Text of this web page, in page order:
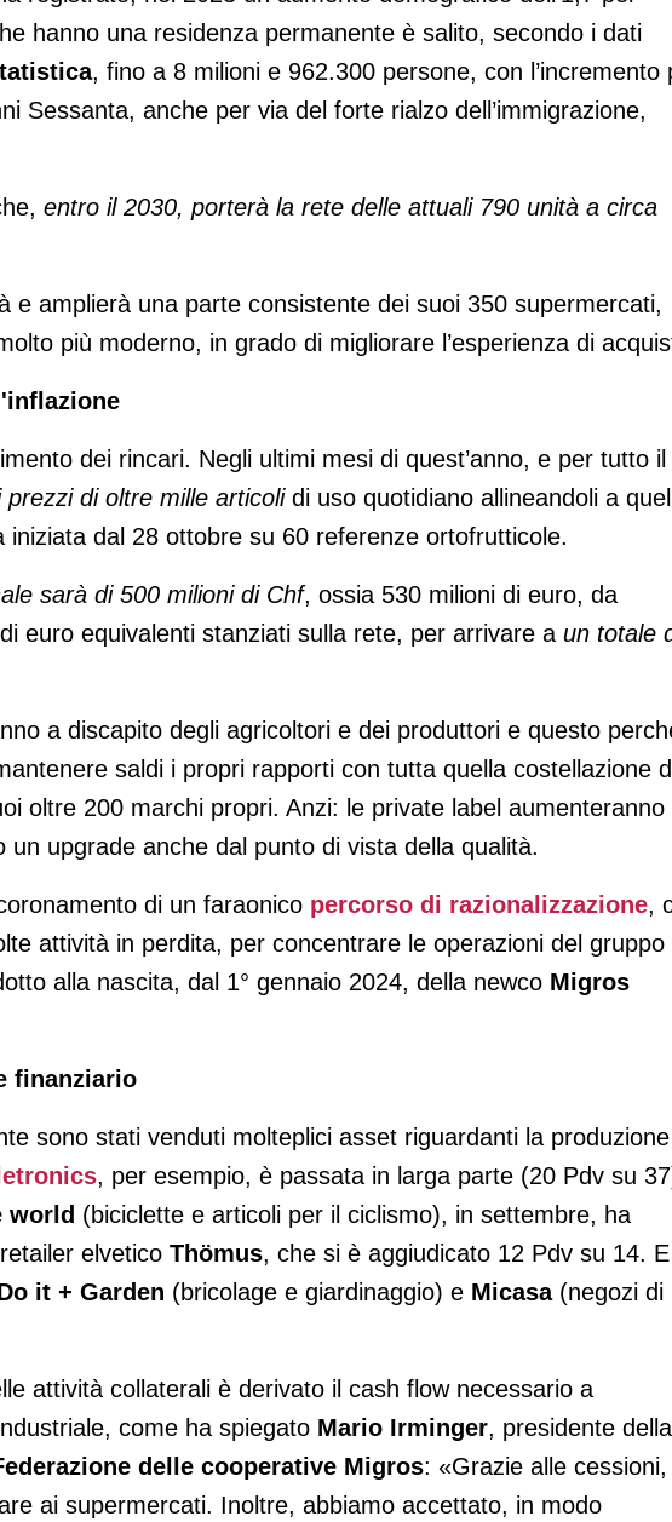
hanno una residenza permanente è salito, secondo i dati
, fino a 8 milioni e 962.300 persone, con l’incremento
Sessanta, anche per via del forte rialzo dell’immigrazione,
entro il 2030, porterà la rete delle attuali 790 unità a circa
e amplierà una parte consistente dei suoi 350 supermercati,
più moderno, in grado di migliorare l’esperienza di
dei rincari. Negli ultimi mesi di quest’anno, e per tutto il
di oltre mille articoli di uso quotidiano allineandoli a
iniziata dal 28 ottobre su 60 referenze ortofrutticole.
sarà di 500 milioni di Chf, ossia 530 milioni di euro, da
euro equivalenti stanziati sulla rete, per arrivare a un totale
a discapito degli agricoltori e dei produttori e questo
saldi i propri rapporti con tutta quella costellazione
oltre 200 marchi propri. Anzi: le private label aumenteranno
un upgrade anche dal punto di vista della qualità.
di un faraonico percorso di razionalizzazione,
attività in perdita, per concentrare le operazioni del gruppo
alla nascita, dal 1° gennaio 2024, della newco Migros
finanziario
sono stati venduti molteplici asset riguardanti la
, per esempio, è passata in larga parte (20 Pdv su
world (biciclette e articoli per il ciclismo), in settembre, ha
elvetico Thömus, che si è aggiudicato 12 Pdv su 14.
it + Garden (bricolage e giardinaggio) e Micasa(negozi di
attività collaterali è derivato il cash flow necessario a
come ha spiegato Mario Irminger, presidente della
delle cooperative Migros: «Grazie alle cessioni,
ai supermercati. Inoltre, abbiamo accettato, in modo